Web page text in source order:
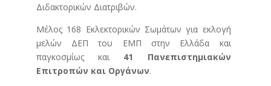
Διδακτορικών Διατριβών.
Μέλος 168 Εκλεκτορικών Σωμάτων για εκλογή
μελών ΔΕΠ του ΕΜΠ στην Ελλάδα και
παγκοσμίως και 41 Πανεπιστημιακών
Επιτροπών και Οργάνων.